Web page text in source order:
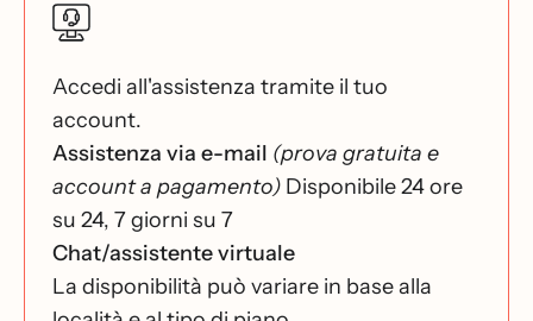
Accedi all'assistenza tramite il tuo
account.
Assistenza via e-mail (prova gratuita e
account a pagamento) Disponibile 24 ore
su 24, 7 giorni su 7
Chat/assistente virtuale
La disponibilità può variare in base alla